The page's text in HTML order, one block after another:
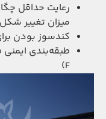
رعایت حداقل
میزان تغییر شکل
کندسوز بودن
F)